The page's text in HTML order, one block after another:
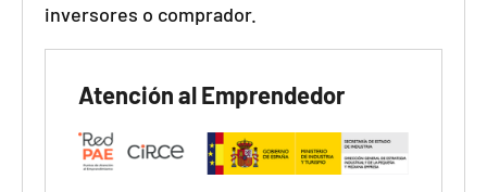
inversores o comprador.
Atención al Emprendedor